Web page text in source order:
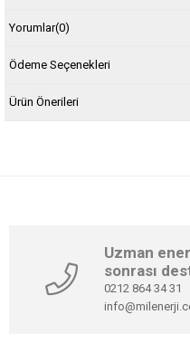
Yorumlar(0)
Ödeme Seçenekleri
Ürün Önerileri
Uzman
sonrası
0212 864 34 31